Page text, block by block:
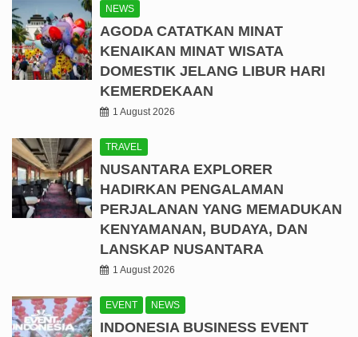
NEWS
AGODA CATATKAN MINAT
KENAIKAN MINAT WISATA
DOMESTIK JELANG LIBUR HARI
KEMERDEKAAN
1 August 2026
TRAVEL
NUSANTARA EXPLORER
HADIRKAN PENGALAMAN
PERJALANAN YANG MEMADUKAN
KENYAMANAN, BUDAYA, DAN
LANSKAP NUSANTARA
1 August 2026
EVENT NEWS
INDONESIA BUSINESS EVENT